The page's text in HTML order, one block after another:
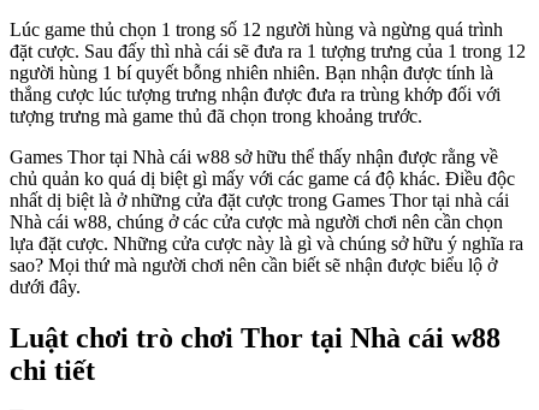
Lúc game thủ chọn 1 trong số 12 người hùng và ngừng quá trình
đặt cược. Sau đấy thì nhà cái sẽ đưa ra 1 tượng trưng của 1 trong 12
người hùng 1 bí quyết bỗng nhiên nhiên. Bạn nhận được tính là
thắng cược lúc tượng trưng nhận được đưa ra trùng khớp đối với
tượng trưng mà game thủ đã chọn trong khoảng trước.
Games Thor tại Nhà cái w88 sở hữu thể thấy nhận được rằng về
chủ quản ko quá dị biệt gì mấy với các game cá độ khác. Điều độc
nhất dị biệt là ở những cửa đặt cược trong Games Thor tại nhà cái
Nhà cái w88, chúng ở các cửa cược mà người chơi nên cần chọn
lựa đặt cược. Những cửa cược này là gì và chúng sở hữu ý nghĩa ra
sao? Mọi thứ mà người chơi nên cần biết sẽ nhận được biểu lộ ở
dưới đây.
Luật chơi trò chơi Thor tại Nhà cái w88
chi tiết